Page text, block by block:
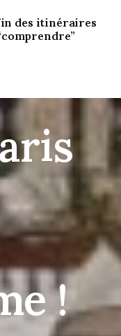
des itinéraires
!